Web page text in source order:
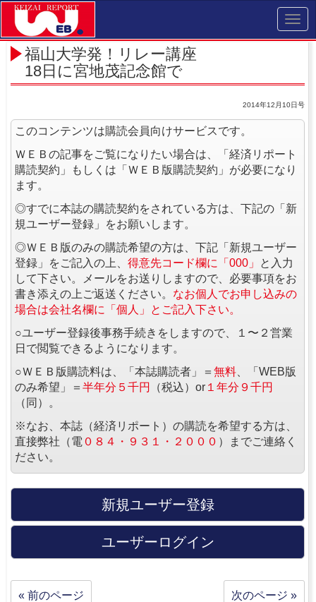
福山大学発！リレー講座
18日に宮地茂記念館で
2014年12月10日号
このコンテンツは購読会員向けサービスです。
ＷＥＢの記事をご覧になりたい場合は、「経済リポート
購読契約」もしくは「ＷＥＢ版購読契約」が必要になり
ます。
◎すでに本誌の購読契約をされている方は、下記の「新
規ユーザー登録」をお願いします。
◎ＷＥＢ版のみの購読希望の方は、下記「新規ユーザー
登録」をご記入の上、 得意先コード欄に「000」
と入力
して下さい。メールをお送りしますので、必要事項をお
書き添えの上ご返送ください。 なお個人でお申し込みの
場合は会社名欄に「個人」とご記入下さい。
○ユーザー登録後事務手続きをしますので、１〜２営業
日で閲覧できるようになります。
○ＷＥＢ版購読料は、「本誌購読者」＝ 無料 、「WEB版
のみ希望」＝ 半年分５千円 （税込）or １年分９千円
（同）。
※なお、本誌（経済リポート）の購読を希望する方は、
直接弊社（電 ０８４・９３１・２０００ ）までご連絡く
ださい。
新規ユーザー登録
ユーザーログイン
« 前のページ 次のページ »